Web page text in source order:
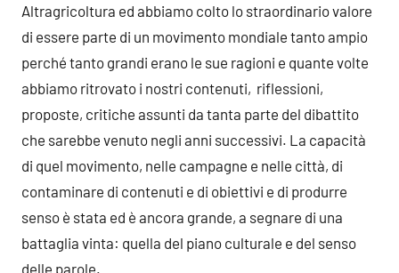
Altragricoltura ed abbiamo colto lo straordinario valore
di essere parte di un movimento mondiale tanto ampio
perché tanto grandi erano le sue ragioni e quante volte
abbiamo ritrovato i nostri contenuti, riflessioni,
proposte, critiche assunti da tanta parte del dibattito
che sarebbe venuto negli anni successivi. La capacità
di quel movimento, nelle campagne e nelle città, di
contaminare di contenuti e di obiettivi e di produrre
senso è stata ed è ancora grande, a segnare di una
battaglia vinta: quella del piano culturale e del senso
delle parole.